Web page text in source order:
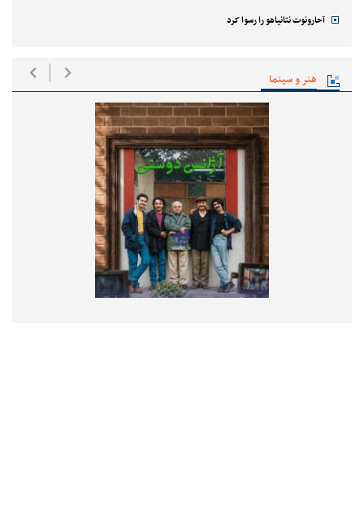
آحارونوت نتانیاهو را رسوا کرد
هنر و سینما